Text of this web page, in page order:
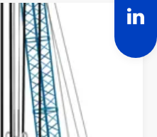
, 현대 토목 공학 프로젝트에
52m의 표준 프레싱 깊이와
으로 확장, 이 트렌치 컷러
양 조건과 복잡한 프로젝트
니다.탄탄한 SH30/40 도구 홀
전한 절단 도구 배치와 빠른
지 시간...